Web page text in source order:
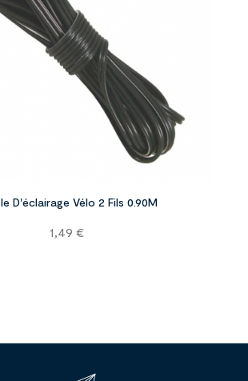
D'éclairage Vélo 2 Fils 0.90M
Prix
1,49 €